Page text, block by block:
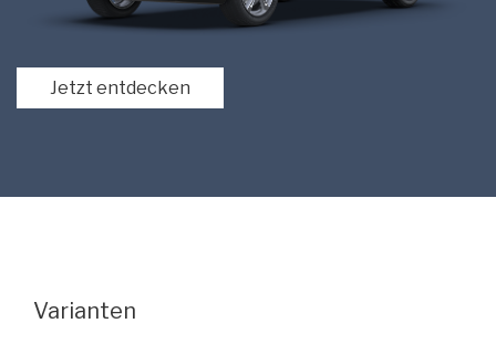
Jetzt entdecken
Varianten